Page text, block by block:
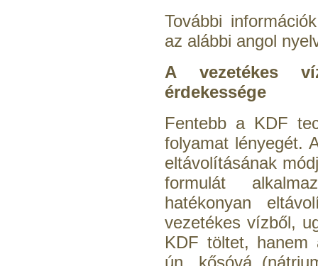
További
az alábbi angol
A vezetékes
érdekessége
Fentebb a KDF
folyamat lényegét.
eltávolításának
formulát
hatékonyan
vezetékes vízből,
KDF töltet, hanem
ún. kősóvá